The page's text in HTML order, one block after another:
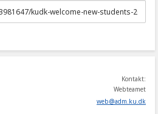
Kontakt:
Webteamet
web@adm.ku.dk